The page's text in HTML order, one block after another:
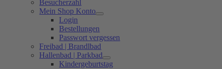
Besucherzahl
Mein Shop Konto
Login
Bestellungen
Passwort vergessen
Freibad | Brandlbad
Hallenbad | Parkbad
Kindergeburtstag